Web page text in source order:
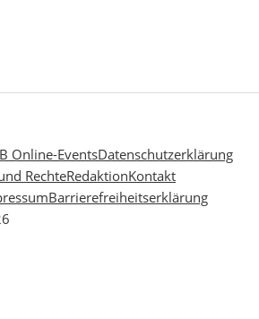
Online-EventsDatenschutzerklärung
RechteRedaktionKontakt
Barrierefreiheitserklärung